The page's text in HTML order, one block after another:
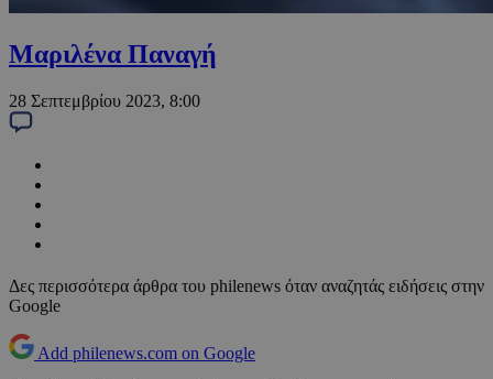
Μαριλένα Παναγή
28 Σεπτεμβρίου 2023, 8:00
Δες περισσότερα άρθρα του philenews όταν αναζητάς ειδήσεις στην
Google
Add philenews.com on Google